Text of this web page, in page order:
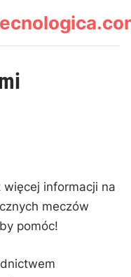
informacji na
meczów
pomóc!